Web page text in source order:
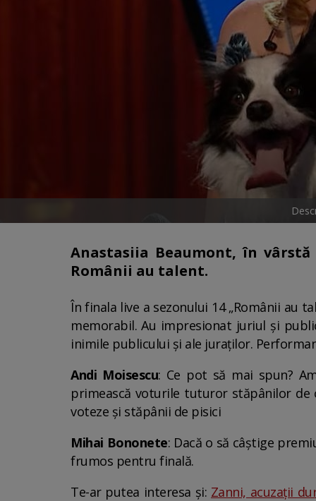
Anastasiia Beaumont, în
Românii au talent.
În finala live a sezonului 14 „Românii au
memorabil. Au impresionat juriul și
inimile publicului și ale juraților.
Andi Moisescu: Ce pot să mai spun?
primească voturile tuturor stăpânilor de
voteze și stăpânii de pisici
Mihai Bononete: Dacă o să câștige
frumos pentru finală.
Te-ar putea interesa și: Zanni, acuzații